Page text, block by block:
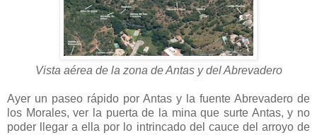
Vista aérea de la zona de Antas y del Abrevadero
Ayer un paseo rápido por Antas y la fuente Abrevadero de
los Morales, ver la puerta de la mina que surte Antas, y no
poder llegar a ella por lo intrincado del cauce del arroyo de